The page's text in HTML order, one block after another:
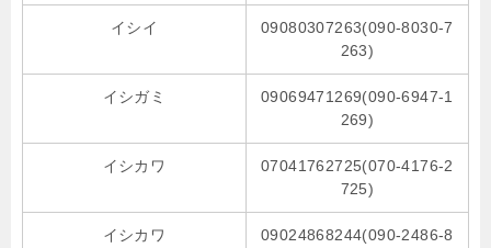
イシイ
09080307263(090-8030-7
263)
イシガミ
09069471269(090-6947-1
269)
イシカワ
07041762725(070-4176-2
725)
イシカワ
09024868244(090-2486-8